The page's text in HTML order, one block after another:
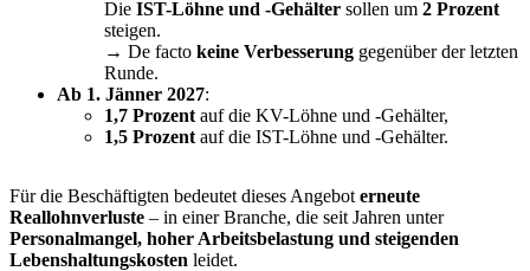
Die IST-Löhne und -Gehälter sollen um 2 Prozent
steigen.
→ De facto keine Verbesserung gegenüber der letzten
Runde.
Ab 1. Jänner 2027:
1,7 Prozent auf die KV-Löhne und -Gehälter,
1,5 Prozent auf die IST-Löhne und -Gehälter.
Für die Beschäftigten bedeutet dieses Angebot erneute
Reallohnverluste – in einer Branche, die seit Jahren unter
Personalmangel, hoher Arbeitsbelastung und steigenden
Lebenshaltungskosten leidet.